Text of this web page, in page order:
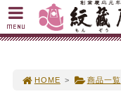
HOME > 商品一覧
MENU